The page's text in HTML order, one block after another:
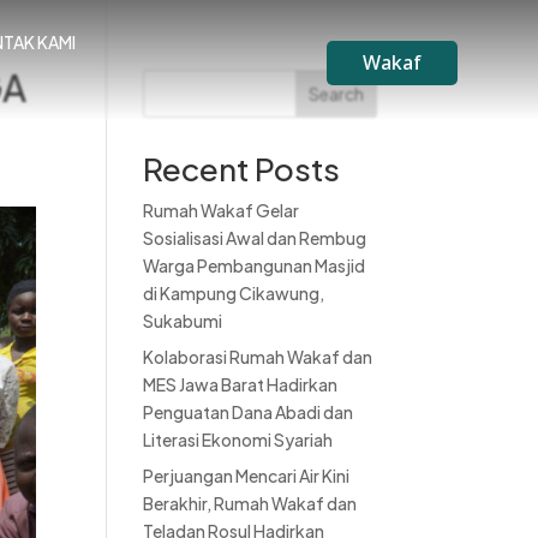
KAMI
Wakaf
Search
Recent Posts
Rumah Wakaf Gelar
Sosialisasi Awal dan Rembug
Warga Pembangunan Masjid
di Kampung Cikawung,
Sukabumi
Kolaborasi Rumah Wakaf dan
MES Jawa Barat Hadirkan
Penguatan Dana Abadi dan
Literasi Ekonomi Syariah
Perjuangan Mencari Air Kini
Berakhir, Rumah Wakaf dan
Teladan Rosul Hadirkan